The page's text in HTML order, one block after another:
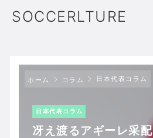
SOCCERLTURE
ホーム コラム 日本代表コラム
日本代表コラム
冴え渡るアギーレ采配